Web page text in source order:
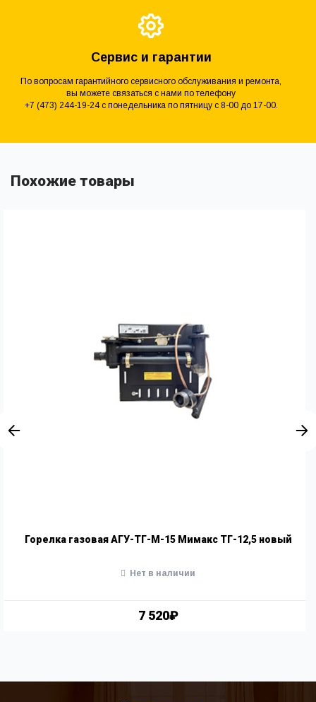
Сервис и гарантии
По вопросам гарантийного сервисного обслуживания и ремонта,
вы можете связаться с нами по телефону
+7 (473) 244-19-24 с понедельника по пятницу с 8-00 до 17-00.
Похожие товары
Горелка газовая АГУ-ТГ-М-15 Мимакс ТГ-12,5 новый
7 520₽
Нет в наличии